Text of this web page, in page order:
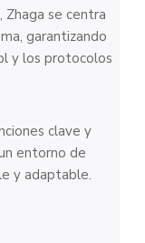
Zhaga se centra
garantizando
y los protocolos
clave y
entorno de
y adaptable.